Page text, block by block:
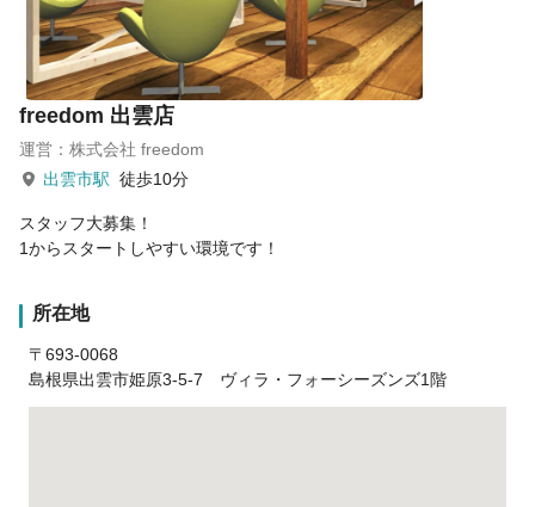
freedom 出雲店
運営：株式会社 freedom
出雲市駅 徒歩10分
スタッフ大募集！
1からスタートしやすい環境です！
所在地
〒693-0068
島根県出雲市姫原3-5-7 ヴィラ・フォーシーズンズ1階